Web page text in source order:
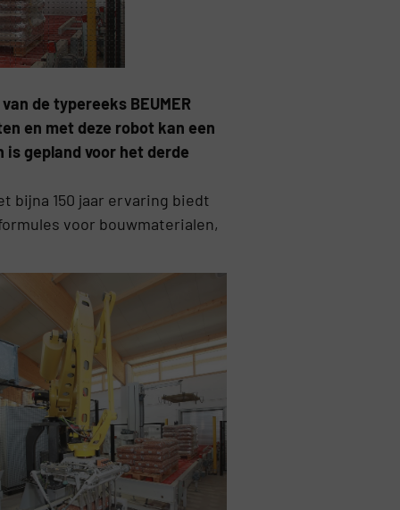
de typereeks BEUMER
en met deze robot kan een
gepland voor het derde
bijna 150 jaar ervaring biedt
voor bouwmaterialen,